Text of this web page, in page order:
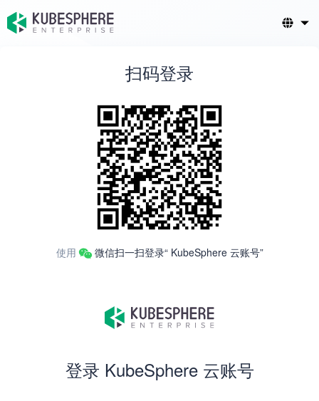
扫码登录
使用 微信扫一扫登录“ KubeSphere 云账号”
登录 KubeSphere 云账号